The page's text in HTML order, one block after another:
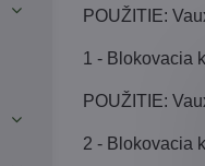
POUŽITIE:
1 - Blokovacia
POUŽITIE:
2 - Blokovacia